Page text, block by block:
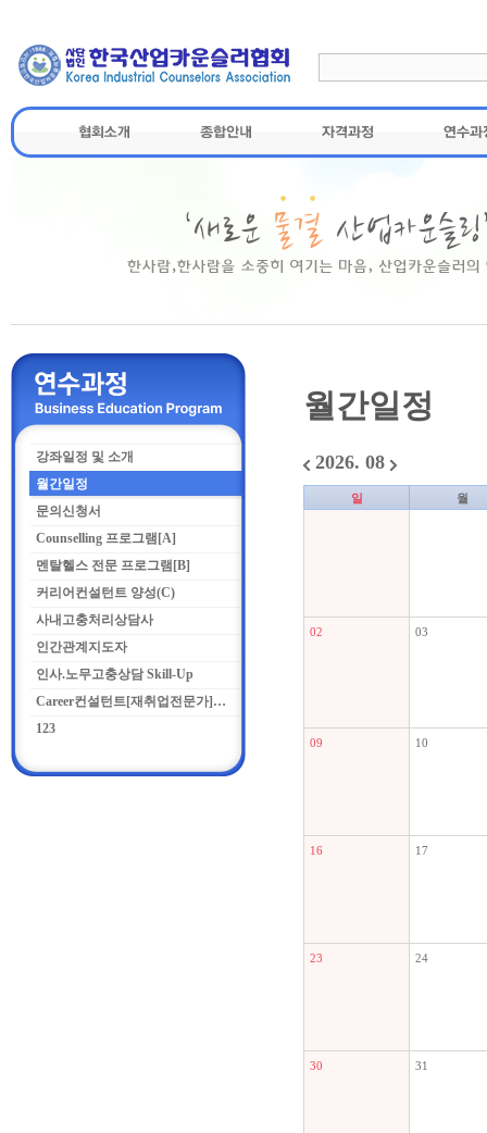
강좌일정 및 소개
월간일정
문의신청서
Counselling 프로그램[A]
멘탈헬스 전문 프로그램[B]
커리어컨설턴트 양성(C)
사내고충처리상담사
인간관계지도자
인사.노무고충상담 Skill-Up
Career컨설턴트[재취업전문가]양성과정
123
월간일정
2026. 08
일 월
02 03
09 10
16 17
23 24
30 31